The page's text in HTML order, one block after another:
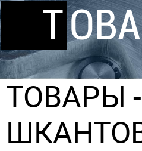
ТОВАРЫ